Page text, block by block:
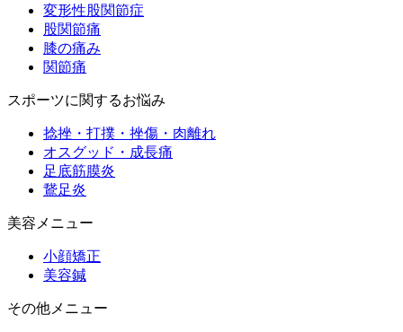
変形性股関節症
股関節痛
膝の痛み
関節痛
スポーツに関するお悩み
捻挫・打撲・挫傷・肉離れ
オスグッド・成長痛
足底筋膜炎
鵞足炎
美容メニュー
小顔矯正
美容鍼
その他メニュー